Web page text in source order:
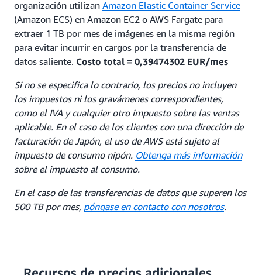
organización utilizan Amazon Elastic Container Service
(Amazon ECS) en Amazon EC2 o AWS Fargate para
extraer 1 TB por mes de imágenes en la misma región
para evitar incurrir en cargos por la transferencia de
datos saliente. Costo total = 0,39474302 EUR/mes
Si no se especifica lo contrario, los precios no incluyen
los impuestos ni los gravámenes correspondientes,
como el IVA y cualquier otro impuesto sobre las ventas
aplicable. En el caso de los clientes con una dirección de
facturación de Japón, el uso de AWS está sujeto al
impuesto de consumo nipón. Obtenga más información
sobre el impuesto al consumo.
En el caso de las transferencias de datos que superen los
500 TB por mes, póngase en contacto con nosotros.